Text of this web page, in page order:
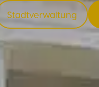
Stadtverwaltung